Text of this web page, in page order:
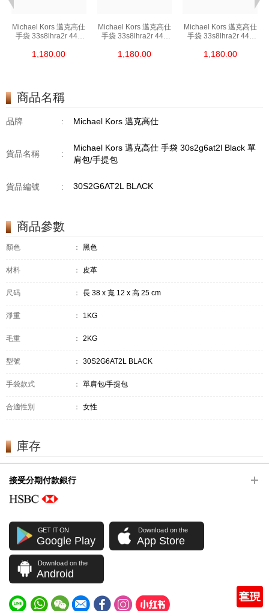
Michael Kors 邁克高仕
手袋 33s8lhra2r 449
1,180.00
Michael Kors 邁克高仕
手袋 33s8lhra2r 449
1,180.00
Michael Kors 邁克高仕
手袋 33s8lhra2r 449
1,180.00
商品名稱
品牌 : Michael Kors 邁克高仕
貨品名稱 :
Michael Kors 邁克高仕 手袋 30s2g6at2l Black 單
肩包/手提包
貨品編號 : 30S2G6AT2L BLACK
商品參數
顏色 ： 黑色
材料 ： 皮革
尺码 ： 長 38 x 寬 12 x 高 25 cm
淨重 ： 1KG
毛重 ： 2KG
型號 ： 30S2G6AT2L BLACK
手袋款式 ： 單肩包/手提包
合適性別 ： 女性
庫存
接受分期付款銀行
GET IT ON
Google Play
Download on the
App Store
Download on the
Android